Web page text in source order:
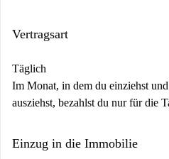
Vertragsart
Täglich
Im Monat, in dem du einziehst
ausziehst, bezahlst du nur für die
Einzug in die Immobilie